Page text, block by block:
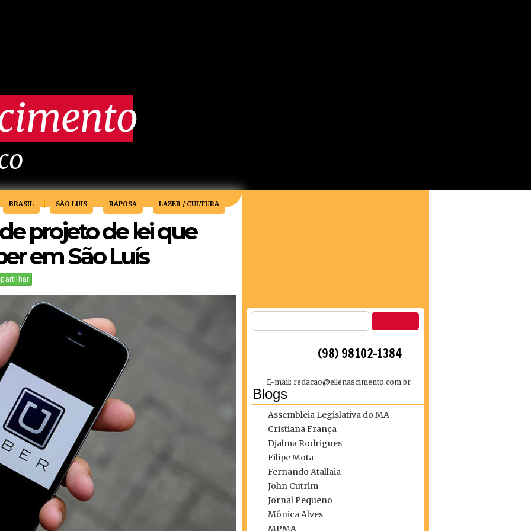
(98) 98102-1384
E-mail: redacao@ellenascimento.com.br
Blogs
Assembleia Legislativa do MA
Cristiana França
Djalma Rodrigues
Filipe Mota
Fernando Atallaia
John Cutrim
Jornal Pequeno
Mônica Alves
MPMA
BRASIL SÃO LUIS RAPOSA LAZER / CULTURA
projeto de lei que
em São Luís